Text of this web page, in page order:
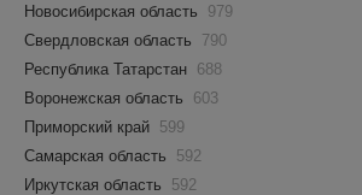
Новосибирская область
979
Свердловская область
790
Республика Татарстан 688
Воронежская область
603
Приморский край 599
Самарская область
592
Иркутская область
592